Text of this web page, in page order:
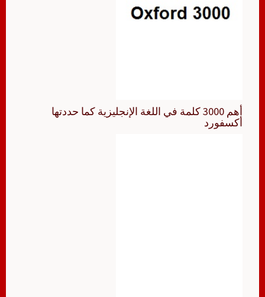
أهم 3000 كلمة في اللغة الإنجليزية كما حددتها
أكسفورد